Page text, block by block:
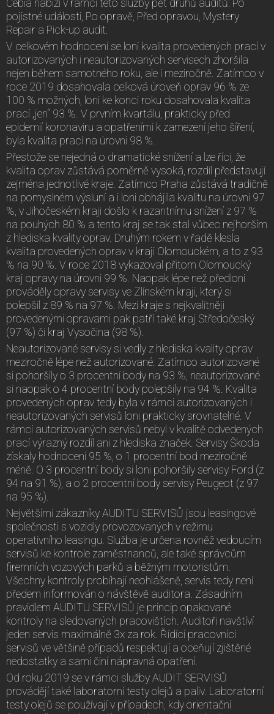
Cebia nabízí v rámci této služby pět druhů auditů: Po
pojistné události, Po opravě, Před opravou, Mystery
Repair a Pick-up audit.
V celkovém hodnocení se loni kvalita provedených prací v
autorizovaných i neautorizovaných servisech zhoršila
nejen během samotného roku, ale i meziročně. Zatímco v
roce 2019 dosahovala celková úroveň oprav 96 % ze
100 % možných, loni ke konci roku dosahovala kvalita
prací „jen“ 93 %. V prvním kvartálu, prakticky před
epidemií koronaviru a opatřeními k zamezení jeho šíření,
byla kvalita prací na úrovni 98 %.
Přestože se nejedná o dramatické snížení a lze říci, že
kvalita oprav zůstává poměrně vysoká, rozdíl představují
zejména jednotlivé kraje. Zatímco Praha zůstává tradičně
na pomyslném výsluní a i loni obhájila kvalitu na úrovni 97
%, v Jihočeském kraji došlo k razantnímu snížení z 97 %
na pouhých 80 % a tento kraj se tak stal vůbec nejhorším
z hlediska kvality oprav. Druhým rokem v řadě klesla
kvalita provedených oprav v kraji Olomouckém, a to z 93
% na 90 %. V roce 2018 vykazoval přitom Olomoucký
kraj opravy na úrovni 99 %. Naopak lépe než předloni
prováděly opravy servisy ve Zlínském kraji, který si
polepšil z 89 % na 97 %. Mezi kraje s nejkvalitněji
provedenými opravami pak patří také kraj Středočeský
(97 %) či kraj Vysočina (98 %).
Neautorizované servisy si vedly z hlediska kvality oprav
meziročně lépe než autorizované. Zatímco autorizované
si pohoršily o 3 procentní body na 93 %, neautorizované
si naopak o 4 procentní body polepšily na 94 %. Kvalita
provedených oprav tedy byla v rámci autorizovaných i
neautorizovaných servisů loni prakticky srovnatelné. V
rámci autorizovaných servisů nebyl v kvalitě odvedených
prací výrazný rozdíl ani z hlediska značek. Servisy Škoda
získaly hodnocení 95 %, o 1 procentní bod meziročně
méně. O 3 procentní body si loni pohoršily servisy Ford (z
94 na 91 %), a o 2 procentní body servisy Peugeot (z 97
na 95 %).
Největšími zákazníky AUDITU SERVISŮ jsou leasingové
společnosti s vozidly provozovaných v režimu
operativního leasingu. Služba je určena rovněž vedoucím
servisů ke kontrole zaměstnanců, ale také správcům
firemních vozových parků a běžným motoristům.
Všechny kontroly probíhají neohlášeně, servis tedy není
předem informován o návštěvě auditora. Zásadním
pravidlem AUDITU SERVISŮ je princip opakované
kontroly na sledovaných pracovištích. Auditoři navštíví
jeden servis maximálně 3x za rok. Řídící pracovníci
servisů ve většině případů respektují a oceňují zjištěné
nedostatky a sami činí nápravná opatření.
Od roku 2019 se v rámci služby AUDIT SERVISŮ
provádějí také laboratorní testy olejů a paliv. Laboratorní
testy olejů se používají v případech, kdy orientační